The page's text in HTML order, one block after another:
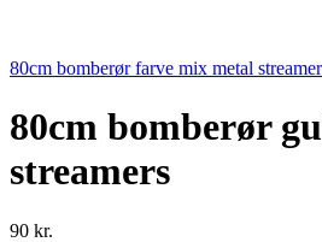
80cm bomberør farve mix metal
80cm bomberør
streamers
90 kr.